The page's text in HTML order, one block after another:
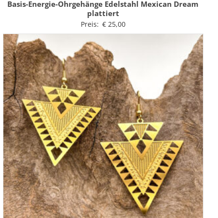
Basis-Energie-Ohrgehänge Edelstahl Mexican Dream
plattiert
Preis: €25,00